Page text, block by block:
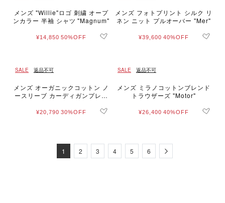
メンズ "Willie"ロゴ 刺繍 オープ
ンカラー 半袖 シャツ "Magnum"
¥14,850 50%OFF
メンズ フォトプリント シルク リ
ネン ニット プルオーバー "Mer"
¥39,600 40%OFF
SALE 返品不可
メンズ オーガニックコットン ノ
ースリーブ カーディガンプレッ
¥20,790 30%OFF
SALE 返品不可
メンズ ミラノコットンブレンド
トラウザーズ "Motor"
¥26,400 40%OFF
1 2 3 4 5 6 Next